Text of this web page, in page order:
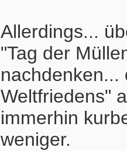
Allerdings...
"Tag der
nachdenken...
Weltfriedens"
immerhin
weniger.